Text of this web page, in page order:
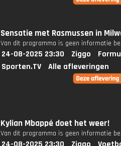
Sensatie met Rasmussen in
Van dit programma is geen informatie
24-08-2025 23:30 Ziggo
Sporten.TV
Alle afleveringen
Kylian Mbappé doet het weer!
Van dit programma is geen informatie